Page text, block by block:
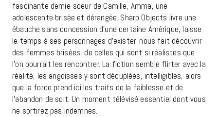
fascinante demie-soeur de Camille, Amma, une
adolescente brisée et dérangée. Sharp Objects livre une
ébauche sans concession d’une certaine Amérique, laisse
le temps à ses personnages d’exister, nous fait découvrir
des femmes brisées, de celles qui sont si réalistes que
l’on pourrait les rencontrer. La fiction semble flirter avec la
réalité, les angoisses y sont décuplées, intelligibles, alors
que la force prend ici les traits de la faiblesse et de
l’abandon de soit. Un moment télévisé essentiel dont vous
ne sortirez pas indemnes.